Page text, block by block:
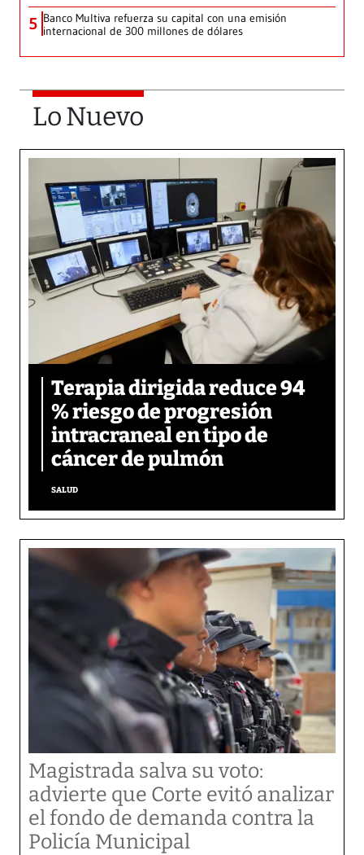
5 Banco Multiva refuerza su capital con una emisión
internacional de 300 millones de dólares
Lo Nuevo
Terapia dirigida reduce 94
% riesgo de progresión
intracraneal en tipo de
cáncer de pulmón
SALUD
Magistrada salva su voto:
advierte que Corte evitó analizar
el fondo de demanda contra la
Policía Municipal